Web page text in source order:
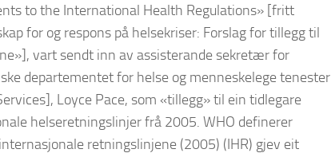
to the International Health Regulations» [fritt
for og respons på helsekriser: Forslag for tillegg til
vart sendt inn av assisterande sekretær for
departementet for helse og menneskelege tenester
Loyce Pace, som «tillegg» til ein tidlegare
helseretningslinjer frå 2005. WHO definerer
retningslinjene (2005) (IHR) gjev eit